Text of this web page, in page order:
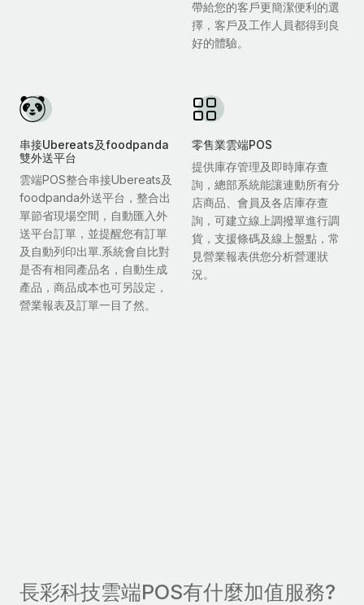
帶給您的客戶更簡潔便利的選
擇，客戶及工作人員都得到良
好的體驗。
串接Ubereats及foodpanda
雙外送平台
雲端POS整合串接Ubereats及
foodpanda外送平台，整合出
單節省現場空間，自動匯入外
送平台訂單，並提醒您有訂單
及自動列印出單.系統會自比對
是否有相同產品名，自動生成
產品，商品成本也可另設定，
營業報表及訂單一目了然。
零售業雲端POS
提供庫存管理及即時庫存查
詢，總部系統能讓連動所有分
店商品、會員及各店庫存查
詢，可建立線上調撥單進行調
貨，支援條碼及線上盤點，常
見營業報表供您分析營運狀
況。
長彩科技雲端POS有什麼加值服務?